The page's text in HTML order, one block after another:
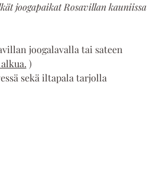
joogapaikat Rosavillan kauniissa
joogalavalla tai sateen
)
sekä iltapala tarjolla